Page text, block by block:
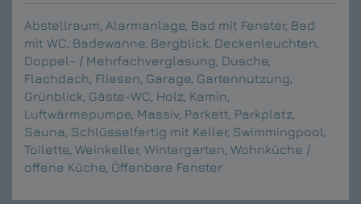
Abstellraum Alarmanlage Bad mit Fenster Bad
mit WC Badewanne Bergblick Deckenleuchten
Doppel- / Mehrfachverglasung Dusche
Flachdach Fliesen Garage Gartennutzung
Grünblick Gäste-WC Holz Kamin
Luftwärmepumpe Massiv Parkett Parkplatz
Sauna Schlüsselfertig mit Keller Swimmingpool
Toilette Weinkeller Wintergarten Wohnküche /
offene Küche Öffenbare Fenster